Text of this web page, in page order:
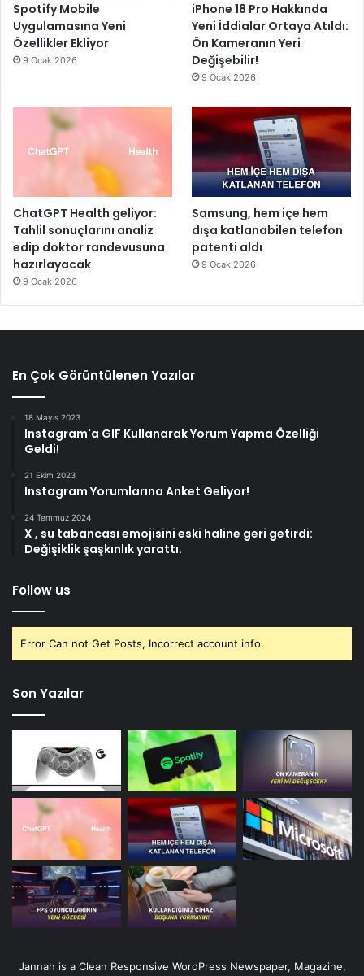
Spotify Mobile
Uygulamasına Yeni
Özellikler Ekliyor
9 Ocak 2026
iPhone 18 Pro Hakkında
Yeni İddialar Ortaya Atıldı:
Ön Kameranın Yeri
Değişebilir!
9 Ocak 2026
ChatGPT Health geliyor:
Tahlil sonuçlarını analiz
edip doktor randevusuna
hazırlayacak
9 Ocak 2026
Samsung, hem içe hem
dışa katlanabilen telefon
patenti aldı
9 Ocak 2026
En Çok Görüntülenen Yazılar
18 Mayıs 2023
Instagram'a GIF Kullanarak Yorum Yapma Özelliği
Geldi!
21 Ekim 2023
Instagram Yorumlarına Anket Geliyor!
24 Temmuz 2024
X , su tabancası emojisini eski haline geri getirdi:
Değişiklik şaşkınlık yarattı.
Follow us
Error Can not Get Posts, Incorrect account info.
Son Yazılar
Jannah is a Clean Responsive WordPress Newspaper, Magazine,